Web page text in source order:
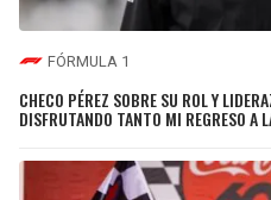
FÓRMULA 1
CHECO PÉREZ SOBRE SU ROL Y
DISFRUTANDO TANTO MI REGRESO A